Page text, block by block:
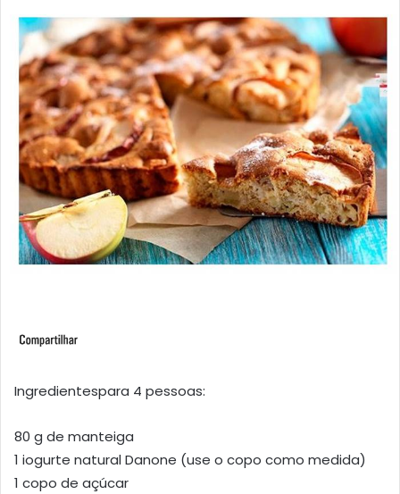
Ingredientespara 4 pessoas:
80 g de manteiga
1 iogurte natural Danone (use o copo como medida)
1 copo de açúcar